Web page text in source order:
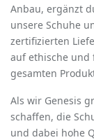
Anbau, ergänzt
unsere Schuhe
zertifizierten
auf ethische und
gesamten
Als wir Genesis
schaffen, die
und dabei hohe